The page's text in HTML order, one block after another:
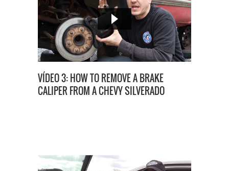
VÍDEO 3: HOW TO REMOVE A BRAKE
CALIPER FROM A CHEVY SILVERADO